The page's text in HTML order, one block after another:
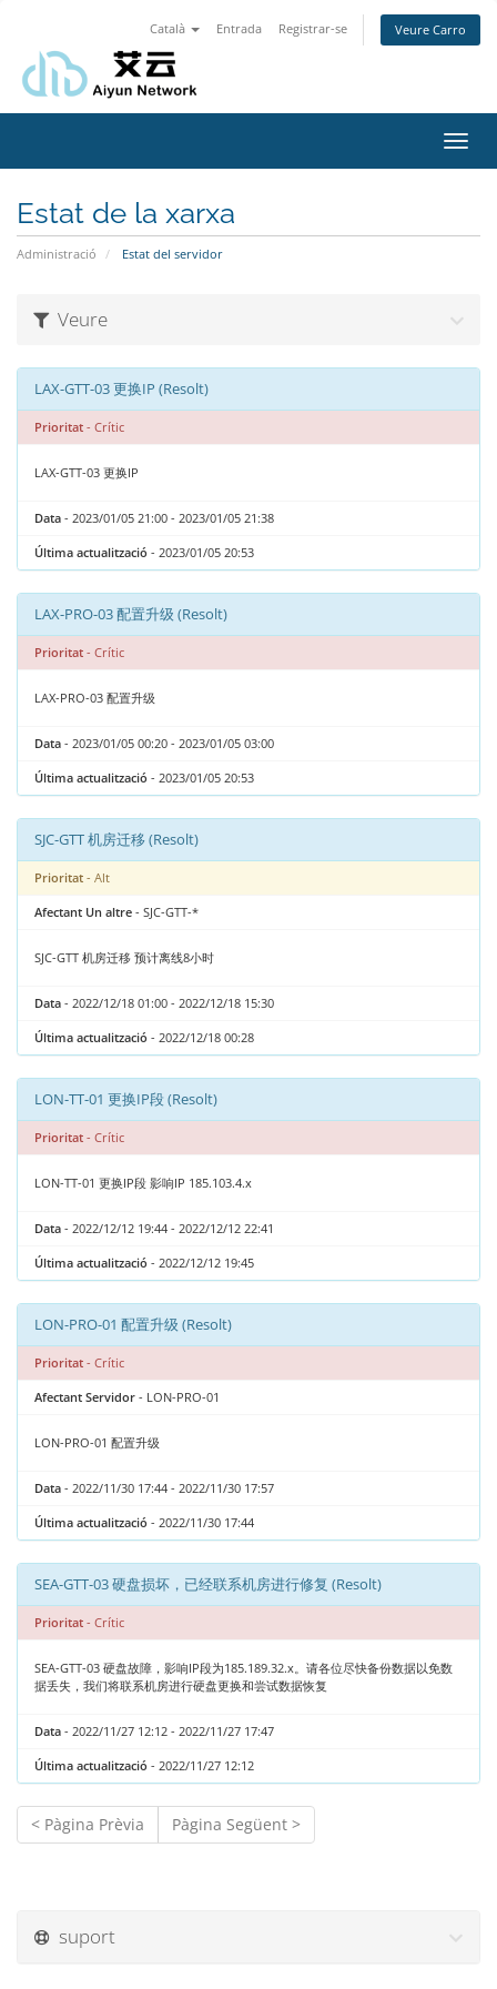
Català Entrada Registrar-se Veure Carro
Estat de la xarxa
Administració Estat del servidor
Veure
LAX-GTT-03 更换IP (Resolt)
Prioritat - Crític
LAX-GTT-03 更换IP
Data - 2023/01/05 21:00 - 2023/01/05 21:38
Última actualització - 2023/01/05 20:53
LAX-PRO-03 配置升级 (Resolt)
Prioritat - Crític
LAX-PRO-03 配置升级
Data - 2023/01/05 00:20 - 2023/01/05 03:00
Última actualització - 2023/01/05 20:53
SJC-GTT 机房迁移 (Resolt)
Prioritat - Alt
Afectant Un altre - SJC-GTT-*
SJC-GTT 机房迁移 预计离线8小时
Data - 2022/12/18 01:00 - 2022/12/18 15:30
Última actualització - 2022/12/18 00:28
LON-TT-01 更换IP段 (Resolt)
Prioritat - Crític
LON-TT-01 更换IP段 影响IP 185.103.4.x
Data - 2022/12/12 19:44 - 2022/12/12 22:41
Última actualització - 2022/12/12 19:45
LON-PRO-01 配置升级 (Resolt)
Prioritat - Crític
Afectant Servidor - LON-PRO-01
LON-PRO-01 配置升级
Data - 2022/11/30 17:44 - 2022/11/30 17:57
Última actualització - 2022/11/30 17:44
SEA-GTT-03 硬盘损坏，已经联系机房进行修复 (Resolt)
Prioritat - Crític
SEA-GTT-03 硬盘故障，影响IP段为185.189.32.x。请各位尽快备份数据以免数
据丢失，我们将联系机房进行硬盘更换和尝试数据恢复
Data - 2022/11/27 12:12 - 2022/11/27 17:47
Última actualització - 2022/11/27 12:12
< Pàgina Prèvia Pàgina Següent >
suport